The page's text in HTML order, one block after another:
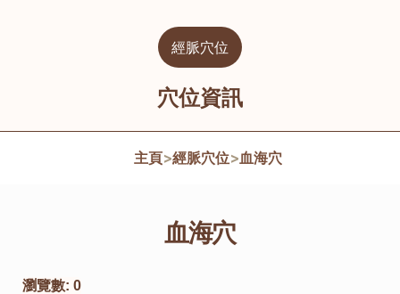
經脈穴位
穴位資訊
主頁>經脈穴位>血海穴
血海穴
瀏覽數: 0